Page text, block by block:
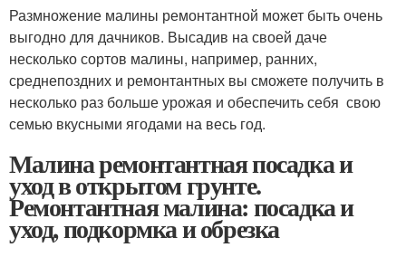
Размножение малины ремонтантной может быть очень
выгодно для дачников. Высадив на своей даче
несколько сортов малины, например, ранних,
среднепоздних и ремонтантных вы сможете получить в
несколько раз больше урожая и обеспечить себя свою
семью вкусными ягодами на весь год.
Малина ремонтантная посадка и
уход в открытом грунте.
Ремонтантная малина: посадка и
уход, подкормка и обрезка